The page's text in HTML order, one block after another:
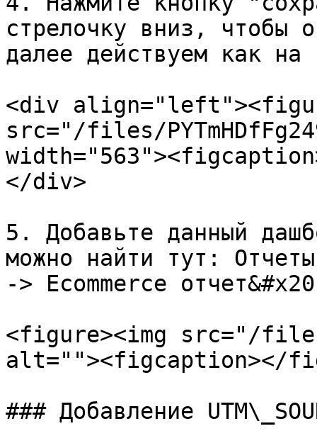
стрелочку вниз, чтобы
далее действуем как на
<div
src="/files/
</div>
5. Добавьте данный
можно найти тут:
-> Ecommerce
<figure><img src="/files/
alt=""><figcaption></
### Добавление